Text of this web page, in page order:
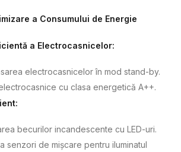
a Consumului de Energie
a Electrocasnicelor:
electrocasnicelor în mod stand-by.
cu clasa energetică A++.
becurilor incandescente cu LED-uri.
senzori de mișcare pentru iluminatul